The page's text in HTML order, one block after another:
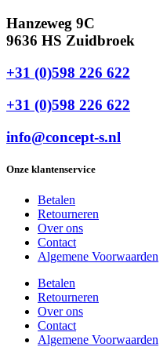
Hanzeweg 9C
9636 HS Zuidbroek
+31 (0)598 226 622
+31 (0)598 226 622
info@concept-s.nl
Onze klantenservice
Betalen
Retourneren
Over ons
Contact
Algemene Voorwaarden
Betalen
Retourneren
Over ons
Contact
Algemene Voorwaarden